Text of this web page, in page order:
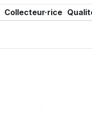
Collecteur·rice